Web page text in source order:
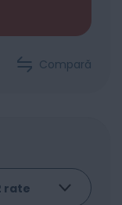
Compară